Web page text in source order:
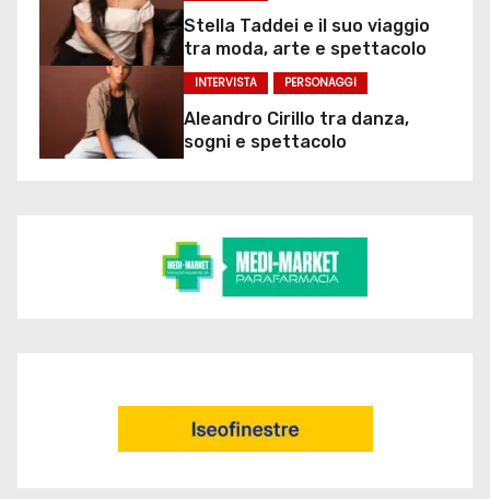
Stella Taddei e il suo viaggio
tra moda, arte e spettacolo
INTERVISTA PERSONAGGI
Aleandro Cirillo tra danza,
sogni e spettacolo